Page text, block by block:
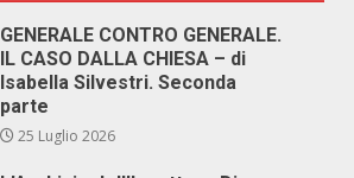
GENERALE CONTRO GENERALE.
IL CASO DALLA CHIESA – di
Isabella Silvestri. Seconda
parte
25 Luglio 2026